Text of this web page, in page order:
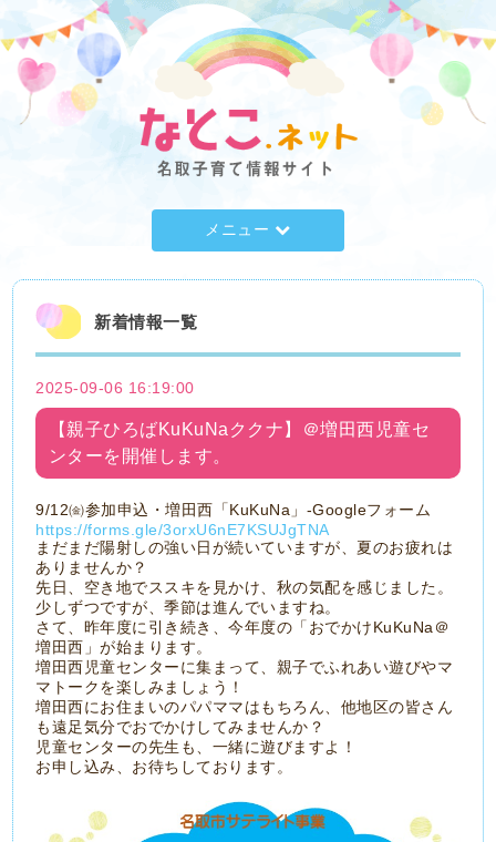
メニュー
新着情報一覧
2025-09-06 16:19:00
【親子ひろばKuKuNaククナ】＠増田西児童セ
ンターを開催します。
9/12㈮参加申込・増田西「KuKuNa」-Googleフォーム
https://forms.gle/3orxU6nE7KSUJgTNA
まだまだ陽射しの強い日が続いていますが、夏のお疲れは
ありませんか？
先日、空き地でススキを見かけ、秋の気配を感じました。
少しずつですが、季節は進んでいますね。
さて、昨年度に引き続き、今年度の「おでかけKuKuNa＠
増田西」が始まります。
増田西児童センターに集まって、親子でふれあい遊びやマ
マトークを楽しみましょう！
増田西にお住まいのパパママはもちろん、他地区の皆さん
も遠足気分でおでかけしてみませんか？
児童センターの先生も、一緒に遊びますよ！
お申し込み、お待ちしております。